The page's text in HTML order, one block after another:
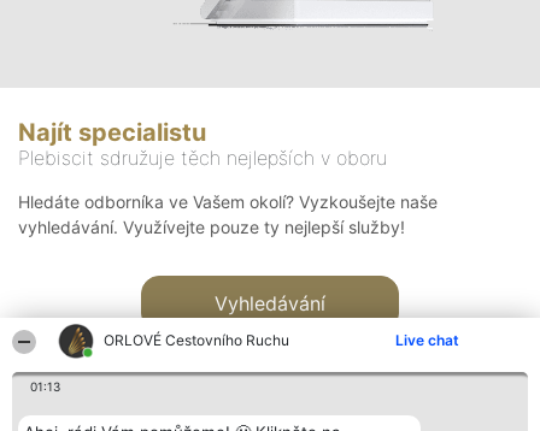
ORLOVÉ Cestovního Ruchu Live chat
01:13
Najít specialistu
Plebiscit sdružuje těch nejlepších v oboru
Hledáte odborníka ve Vašem okolí? Vyzkoušejte naše
vyhledávání. Využívejte pouze ty nejlepší služby!
Vyhledávání